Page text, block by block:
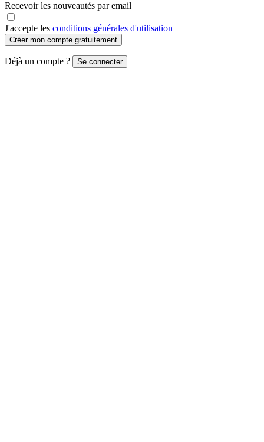
Recevoir les nouveautés par email
J'accepte les conditions générales d'utilisation
Créer mon compte gratuitement
Déjà un compte ? Se connecter